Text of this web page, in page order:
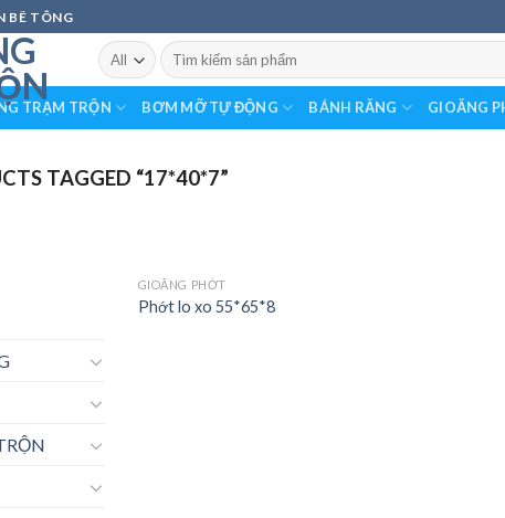
BÊ TÔNG
Search
for:
TRẠM TRỘN BƠM MỠ TỰ ĐỘNG BÁNH RĂNG GIOĂNG
TAGGED “17*40*7”
GIOĂNG PHỚT
Phớt lo xo 55*65*8